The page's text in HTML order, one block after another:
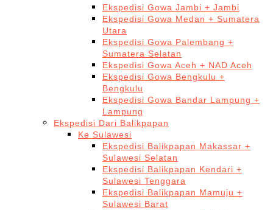
Ekspedisi Gowa Jambi + Jambi
Ekspedisi Gowa Medan + Sumatera
Utara
Ekspedisi Gowa Palembang +
Sumatera Selatan
Ekspedisi Gowa Aceh + NAD Aceh
Ekspedisi Gowa Bengkulu +
Bengkulu
Ekspedisi Gowa Bandar Lampung +
Lampung
Ekspedisi Dari Balikpapan
Ke Sulawesi
Ekspedisi Balikpapan Makassar +
Sulawesi Selatan
Ekspedisi Balikpapan Kendari +
Sulawesi Tenggara
Ekspedisi Balikpapan Mamuju +
Sulawesi Barat